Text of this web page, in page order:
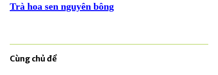
Trà hoa sen nguyên bông
Cùng chủ đề